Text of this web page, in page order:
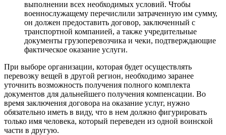
выполнении всех необходимых условий. Чтобы
военнослужащему перечислили затраченную им сумму,
он должен предоставить договор, заключенный с
транспортной компанией, а также учредительные
документы грузоперевозчика и чеки, подтверждающие
фактическое оказание услуги.
При выборе организации, которая будет осуществлять
перевозку вещей в другой регион, необходимо заранее
уточнить возможность получения полного комплекта
документов для дальнейшего получения компенсации. Во
время заключения договора на оказание услуг, нужно
обязательно иметь в виду, что в нем должно фигурировать
только имя человека, который переведен из одной воинской
части в другую.